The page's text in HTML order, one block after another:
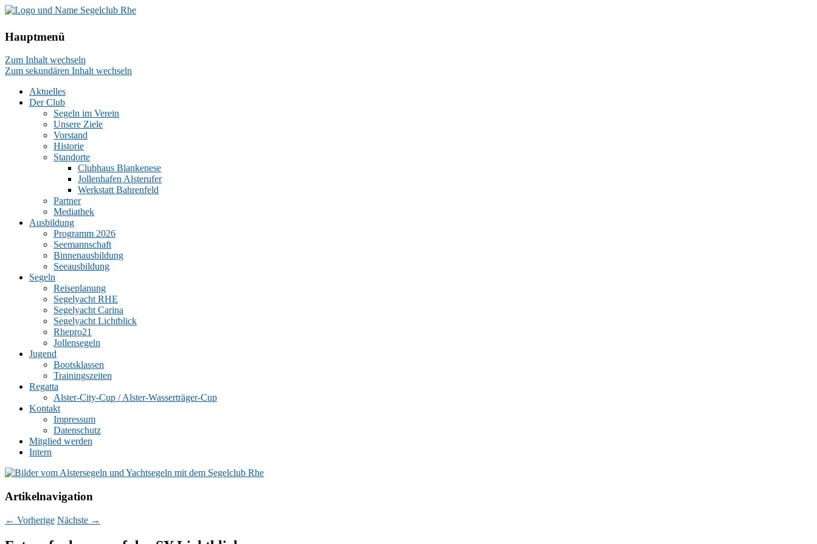
Hauptmenü
Zum Inhalt wechseln
Zum sekundären Inhalt wechseln
Aktuelles
Der Club
Segeln im Verein
Unsere Ziele
Vorstand
Historie
Standorte
Clubhaus Blankenese
Jollenhafen Alsterufer
Werkstatt Bahrenfeld
Partner
Mediathek
Ausbildung
Programm 2026
Seemannschaft
Binnenausbildung
Seeausbildung
Segeln
Reiseplanung
Segelyacht RHE
Segelyacht Carina
Segelyacht Lichtblick
Rhepro21
Jollensegeln
Jugend
Bootsklassen
Trainingszeiten
Regatta
Alster-City-Cup / Alster-Wasserträger-Cup
Kontakt
Impressum
Datenschutz
Mitglied werden
Intern
Artikelnavigation
← Vorherige Nächste →